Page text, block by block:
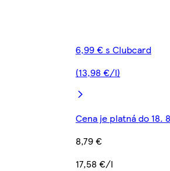
6,99 € s Clubcard
(13,98 €/l)
Cena je platná do 18.
8,79 €
17,58 €/l